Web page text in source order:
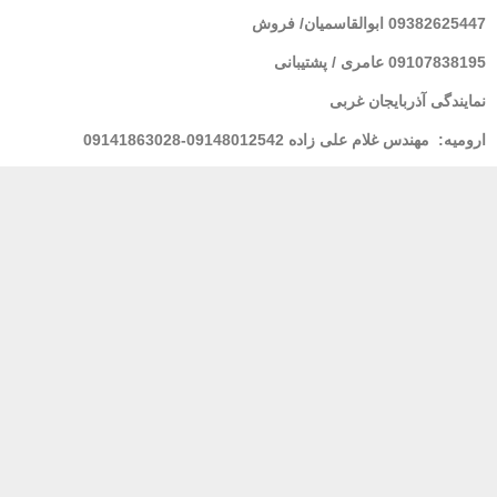
09382625447 ابوالقاسمیان/ فروش
09107838195 عامری / پشتیبانی
نمایندگی آذربایجان غربی
ارومیه: مهندس غلام علی زاده 09148012542-09141863028